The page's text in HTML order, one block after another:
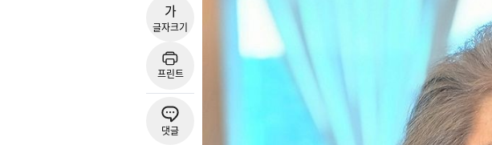
가
글자크기
프린트
댓글